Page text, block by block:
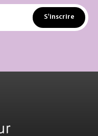
S'inscrire